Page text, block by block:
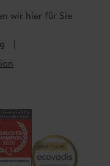
wir hier für Sie